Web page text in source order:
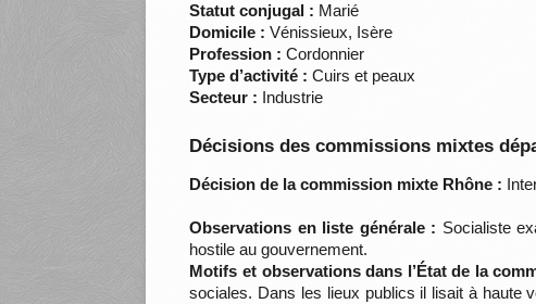
Statut conjugal : Marié
Domicile : Vénissieux, Isère
Profession : Cordonnier
Type d’activité : Cuirs et peaux
Secteur : Industrie
Décisions des commissions mixtes
Décision de la commission mixte Rhône :
Observations en liste générale : Socialiste
hostile au gouvernement.
Motifs et observations dans l’État de la
sociales. Dans les lieux publics il lisait à haute